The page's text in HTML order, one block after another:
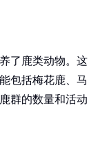
了鹿类动物。这
包括梅花鹿、马
群的数量和活动